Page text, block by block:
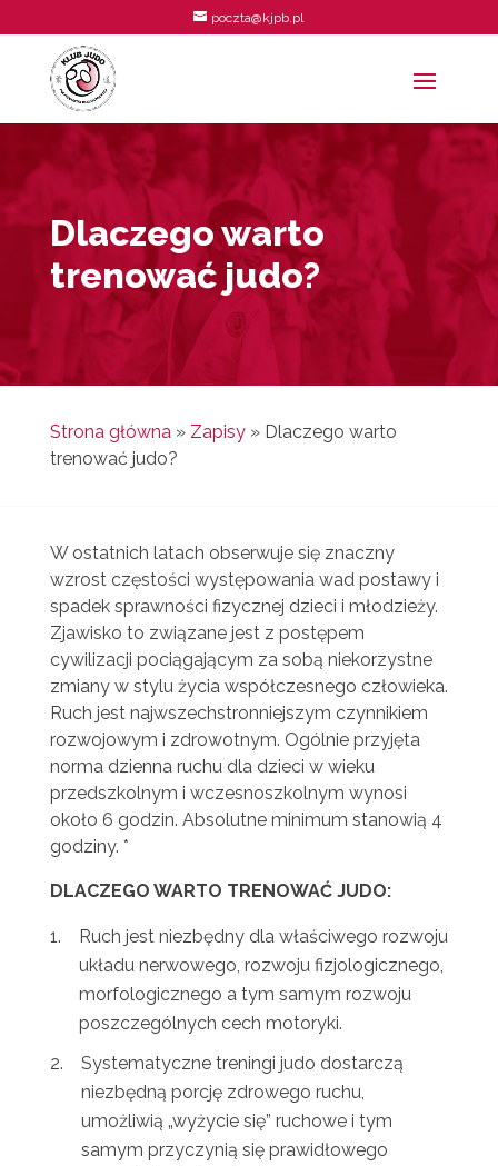
poczta@kjpb.pl
Dlaczego warto
trenować judo?
Strona główna» Zapisy» Dlaczego warto
trenować judo?
W ostatnich latach obserwuje się znaczny
wzrost częstości występowania wad postawy i
spadek sprawności fizycznej dzieci i młodzieży.
Zjawisko to związane jest z postępem
cywilizacji pociągającym za sobą niekorzystne
zmiany w stylu życia współczesnego człowieka.
Ruch jest najwszechstronniejszym czynnikiem
rozwojowym i zdrowotnym. Ogólnie przyjęta
norma dzienna ruchu dla dzieci w wieku
przedszkolnym i wczesnoszkolnym wynosi
około 6 godzin. Absolutne minimum stanowią 4
godziny. *
DLACZEGO WARTO TRENOWAĆ JUDO:
Ruch jest niezbędny dla właściwego rozwoju
układu nerwowego, rozwoju fizjologicznego,
morfologicznego a tym samym rozwoju
poszczególnych cech motoryki.
Systematyczne treningi judo dostarczą
niezbędną porcję zdrowego ruchu,
umożliwią „wyżycie się” ruchowe i tym
samym przyczynią się prawidłowego